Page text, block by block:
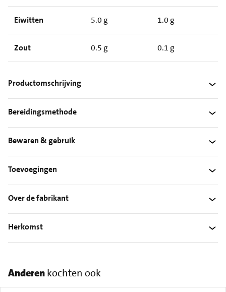
Eiwitten 5.0 g 1.0 g
Zout 0.5 g 0.1 g
Productomschrijving
Bereidingsmethode
Bewaren & gebruik
Toevoegingen
Over de fabrikant
Herkomst
Anderenkochten ook